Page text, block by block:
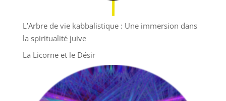
L’Arbre de vie kabbalistique : Une immersion dans
la spiritualité juive
La Licorne et le Désir